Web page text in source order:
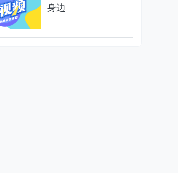
身边